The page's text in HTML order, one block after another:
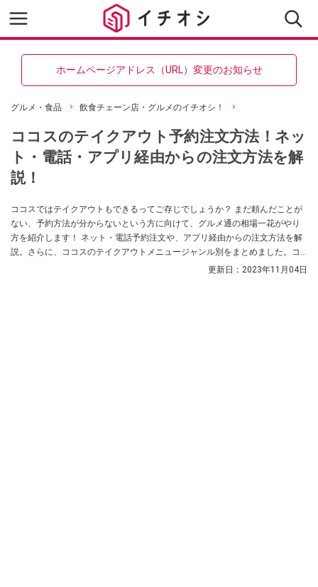
ホームページアドレス（URL）変更のお知らせ
グルメ・食品 飲食チェーン店・グルメのイチオシ！
ココスのテイクアウト予約注文方法！ネッ
ト・電話・アプリ経由からの注文方法を解
説！
ココスではテイクアウトもできるってご存じでしょうか？ まだ頼んだことが
ない、予約方法が分からないという方に向けて、グルメ通の相場一花がやり
方を紹介します！ ネット・電話予約注文や、アプリ経由からの注文方法を解
説。さらに、ココスのテイクアウトメニュージャンル別をまとめました。コ
更新日： 2023年11月04日